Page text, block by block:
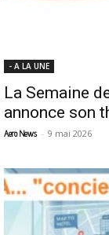
- A LA UNE
La Semaine
annonce son
Aero News - 9 mai 2026